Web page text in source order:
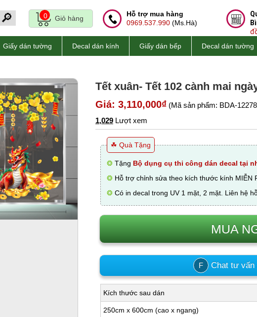
🔎 0 Giỏ hàng
Hỗ trợ mua hàng
0969.537.990 (Ms.Hà)
Giấy dán tường Decal dán kính Giấy dán bếp Decal dán tường
Tết xuân- Tết 102 cành mai
Giá: 3,110,000₫ (Mã sản phẩm: BDA-
1,029 Lượt xem
☘ Quà Tặng
❂ Tặng Bộ dụng cụ thi công dán decal tại
❂ Hỗ trợ chỉnh sửa theo kích thước kính MIỄN
❂ Có in decal trong UV 1 mặt, 2 mặt. Liên hệ
MUA
F Chat tư vấn
Kích thước sau dán
250cm x 600cm (cao x ngang)